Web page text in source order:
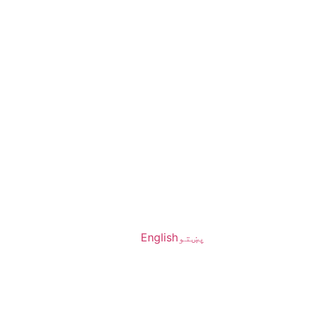
پښتوEnglish